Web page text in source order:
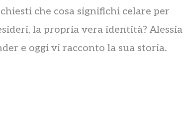
che cosa significhi celare per
la propria vera identità? Alessia
e oggi vi racconto la sua storia.